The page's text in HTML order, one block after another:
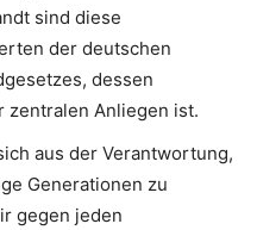
sind diese
der deutschen
dessen
zentralen Anliegen ist.
aus der Verantwortung,
Generationen zu
gegen jeden